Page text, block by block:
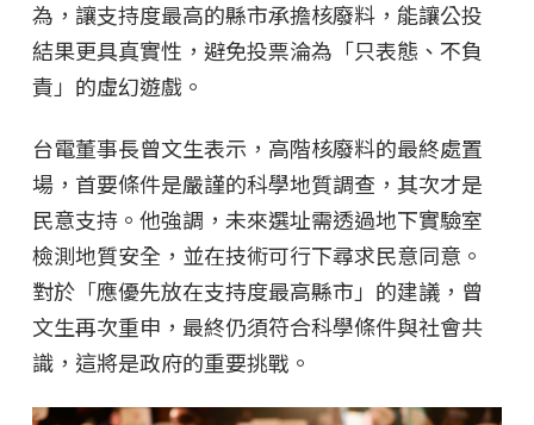
為，讓支持度最高的縣市承擔核廢料，能讓公投
結果更具真實性，避免投票淪為「只表態、不負
責」的虛幻遊戲。
台電董事長曾文生表示，高階核廢料的最終處置
場，首要條件是嚴謹的科學地質調查，其次才是
民意支持。他強調，未來選址需透過地下實驗室
檢測地質安全，並在技術可行下尋求民意同意。
對於「應優先放在支持度最高縣市」的建議，曾
文生再次重申，最終仍須符合科學條件與社會共
識，這將是政府的重要挑戰。